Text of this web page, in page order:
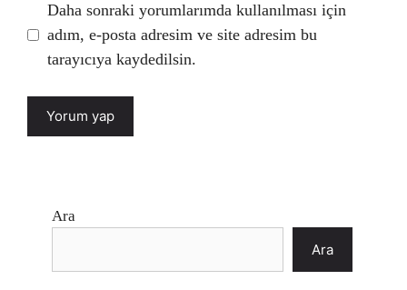
Daha sonraki yorumlarımda kullanılması için
adım, e-posta adresim ve site adresim bu
tarayıcıya kaydedilsin.
Ara
Ara